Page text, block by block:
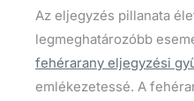
Az eljegyzés pillanata
legmeghatározóbb
fehérarany eljegyzési
emlékezetessé. A